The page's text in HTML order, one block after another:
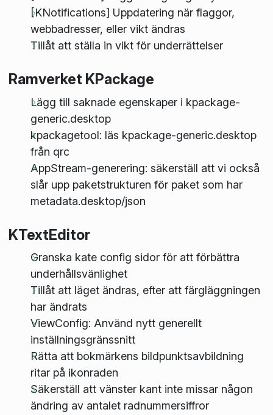
[KNotifications] Uppdatering när flaggor,
webbadresser, eller vikt ändras
Tillåt att ställa in vikt för underrättelser
Ramverket KPackage
Lägg till saknade egenskaper i kpackage-
generic.desktop
kpackagetool: läs kpackage-generic.desktop
från qrc
AppStream-generering: säkerställ att vi också
slår upp paketstrukturen för paket som har
metadata.desktop/json
KTextEditor
Granska kate config sidor för att förbättra
underhållsvänlighet
Tillåt att läget ändras, efter att färgläggningen
har ändrats
ViewConfig: Använd nytt generellt
inställningsgränssnitt
Rätta att bokmärkens bildpunktsavbildning
ritar på ikonraden
Säkerställ att vänster kant inte missar någon
ändring av antalet radnummersiffror